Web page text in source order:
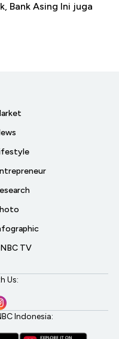
Bank Asing Ini juga
TV
Us:
Indonesia: